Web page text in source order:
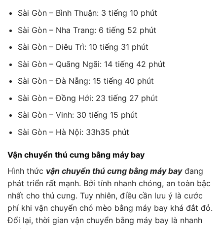
Sài Gòn – Bình Thuận: 3 tiếng 10 phút
Sài Gòn – Nha Trang: 6 tiếng 52 phút
Sài Gòn – Diêu Trì: 10 tiếng 31 phút
Sài Gòn – Quãng Ngãi: 14 tiếng 42 phút
Sài Gòn – Đà Nẵng: 15 tiếng 40 phút
Sài Gòn – Đồng Hới: 23 tiếng 27 phút
Sài Gòn – Vinh: 30 tiếng 15 phút
Sài Gòn – Hà Nội: 33h35 phút
Vận chuyển thú cưng bằng máy bay
Hình thức vận chuyển thú cưng bằng máy bayđang
phát triển rất mạnh. Bởi tính nhanh chóng, an toàn bậc
nhất cho thú cưng. Tuy nhiên, điều cần lưu ý là cước
phí khi vận chuyển chó mèo bằng máy bay khá đắt đỏ.
Đổi lại, thời gian vận chuyển bằng máy bay là nhanh